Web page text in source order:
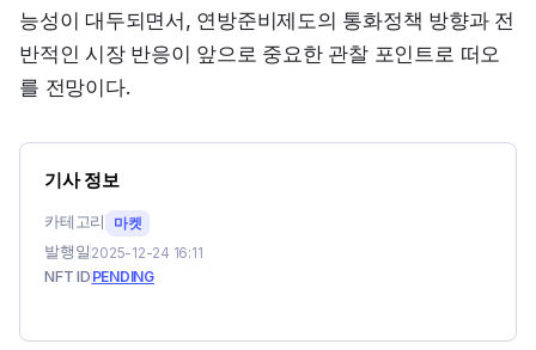
능성이 대두되면서, 연방준비제도의 통화정책 방향과 전
반적인 시장 반응이 앞으로 중요한 관찰 포인트로 떠오
를 전망이다.
기사 정보
카테고리 마켓
발행일 2025-12-24 16:11
NFT ID PENDING